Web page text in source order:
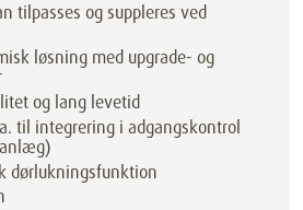
tilpasses og suppleres ved
løsning med upgrade- og
og lang levetid
til integrering i adgangskontrol
dørlukningsfunktion